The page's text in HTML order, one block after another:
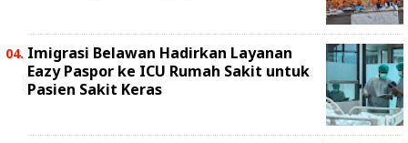
Imigrasi Belawan Hadirkan Layanan
Eazy Paspor ke ICU Rumah Sakit untuk
Pasien Sakit Keras